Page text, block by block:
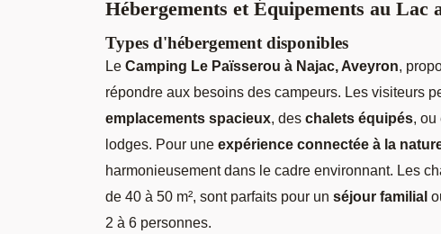
Hébergements et Équipements au Lac
Types d'hébergement disponibles
Le Camping Le Païsserou à Najac, Aveyron,
répondre aux besoins des campeurs. Les visiteurs
emplacements spacieux, des chalets équipés, ou
lodges. Pour une expérience connectée à la
harmonieusement dans le cadre environnant. Les
de 40 à 50 m², sont parfaits pour un séjour familial
2 à 6 personnes.